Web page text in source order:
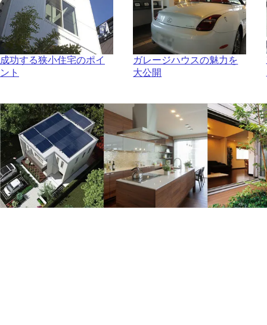
成功する狭小住宅のポイ
ント
ガレージハウスの魅力を
大公開